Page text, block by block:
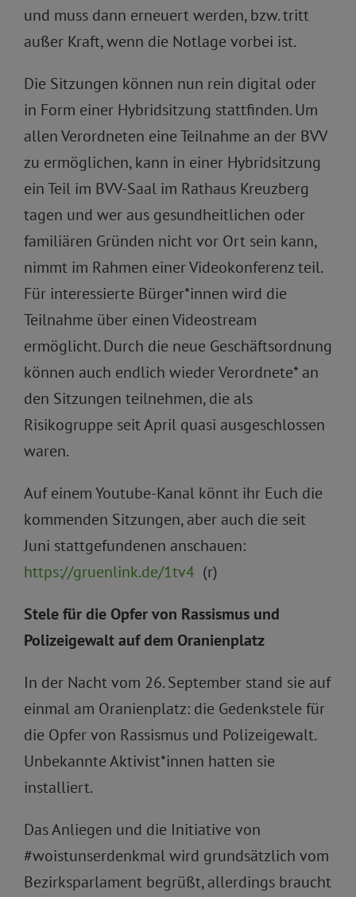
und muss dann erneuert werden, bzw. tritt
außer Kraft, wenn die Notlage vorbei ist.
Die Sitzungen können nun rein digital oder
in Form einer Hybridsitzung stattfinden. Um
allen Verordneten eine Teilnahme an der BVV
zu ermöglichen, kann in einer Hybridsitzung
ein Teil im BVV-Saal im Rathaus Kreuzberg
tagen und wer aus gesundheitlichen oder
familiären Gründen nicht vor Ort sein kann,
nimmt im Rahmen einer Videokonferenz teil.
Für interessierte Bürger*innen wird die
Teilnahme über einen Videostream
ermöglicht. Durch die neue Geschäftsordnung
können auch endlich wieder Verordnete* an
den Sitzungen teilnehmen, die als
Risikogruppe seit April quasi ausgeschlossen
waren.
Auf einem Youtube-Kanal könnt ihr Euch die
kommenden Sitzungen, aber auch die seit
Juni stattgefundenen anschauen:
https://gruenlink.de/1tv4 (r)
Stele für die Opfer von Rassismus und
Polizeigewalt auf dem Oranienplatz
In der Nacht vom 26. September stand sie auf
einmal am Oranienplatz: die Gedenkstele für
die Opfer von Rassismus und Polizeigewalt.
Unbekannte Aktivist*innen hatten sie
installiert.
Das Anliegen und die Initiative von
#woistunserdenkmal wird grundsätzlich vom
Bezirksparlament begrüßt, allerdings braucht